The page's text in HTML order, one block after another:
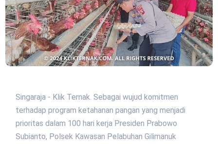
Singaraja - Klik Ternak. Sebagai wujud komitmen
terhadap program ketahanan pangan yang menjadi
prioritas dalam 100 hari kerja Presiden Prabowo
Subianto, Polsek Kawasan Pelabuhan Gilimanuk